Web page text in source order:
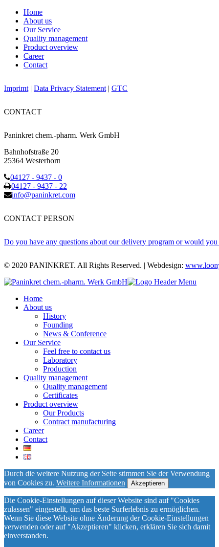
Home
About us
Our Service
Quality management
Product overview
Career
Contact
Imprimt | Data Privacy Statement | GTC
CONTACT
Paninkret chem.-pharm. Werk GmbH
Bahnhofstraße 20
25364 Westerhorn
04127 - 9437 - 0
04127 - 9437 - 22
info@paninkret.com
CONTACT PERSON
Do you have any questions about our delivery program or would
© 2020 PANINKRET. All Rights Reserved. | Webdesign:
Home
About us
History
Founding
News & Conference
Our Service
Feel free to contact us
Laboratory
Production
Quality management
Quality management
Certificates
Product overview
Our Products
Contract manufacturing
Career
Contact
Durch die weitere Nutzung der Seite stimmen Sie der Verwendung
von Cookies zu. Weitere Informationen Akzeptieren
Die Cookie-Einstellungen auf dieser Website sind auf "Cookies
zulassen" eingestellt, um das beste Surferlebnis zu ermöglichen.
Wenn Sie diese Website ohne Änderung der Cookie-Einstellungen
verwenden oder auf "Akzeptieren" klicken, erklären Sie sich damit
einverstanden.